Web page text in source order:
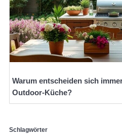
Warum entscheiden sich
Outdoor-Küche?
Schlagwörter